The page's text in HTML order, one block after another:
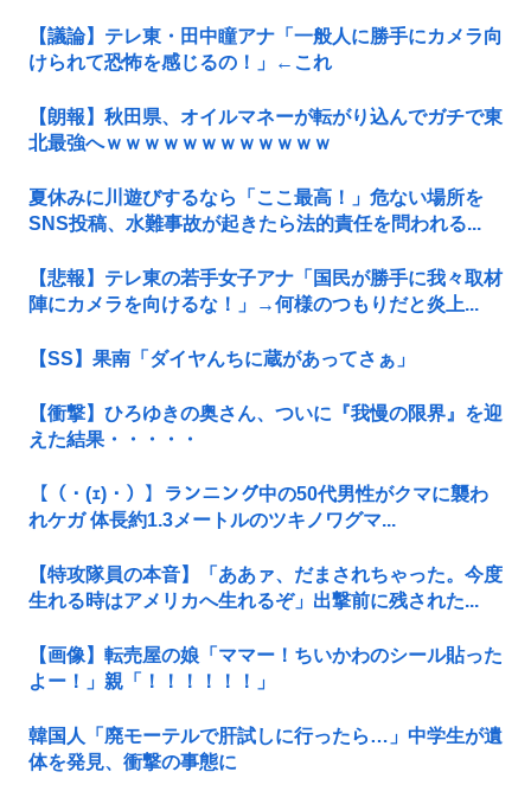
【議論】テレ東・田中瞳アナ「一般人に勝手にカメラ向
けられて恐怖を感じるの！」←これ
【朗報】秋田県、オイルマネーが転がり込んでガチで東
北最強へｗｗｗｗｗｗｗｗｗｗｗｗ
夏休みに川遊びするなら「ここ最高！」危ない場所を
SNS投稿、水難事故が起きたら法的責任を問われる...
【悲報】テレ東の若手女子アナ「国民が勝手に我々取材
陣にカメラを向けるな！」→何様のつもりだと炎上...
【SS】果南「ダイヤんちに蔵があってさぁ」
【衝撃】ひろゆきの奥さん、ついに『我慢の限界』を迎
えた結果・・・・・
【（・(ｪ)・）】ランニング中の50代男性がクマに襲わ
れケガ 体長約1.3メートルのツキノワグマ...
【特攻隊員の本音】「ああァ、だまされちゃった。今度
生れる時はアメリカへ生れるぞ」出撃前に残された...
【画像】転売屋の娘「ママー！ちいかわのシール貼った
よー！」親「！！！！！！」
韓国人「廃モーテルで肝試しに行ったら…」中学生が遺
体を発見、衝撃の事態に